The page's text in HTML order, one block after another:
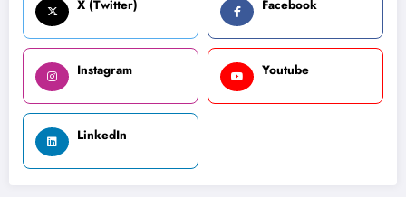
X (Twitter) Facebook
Instagram Youtube
LinkedIn